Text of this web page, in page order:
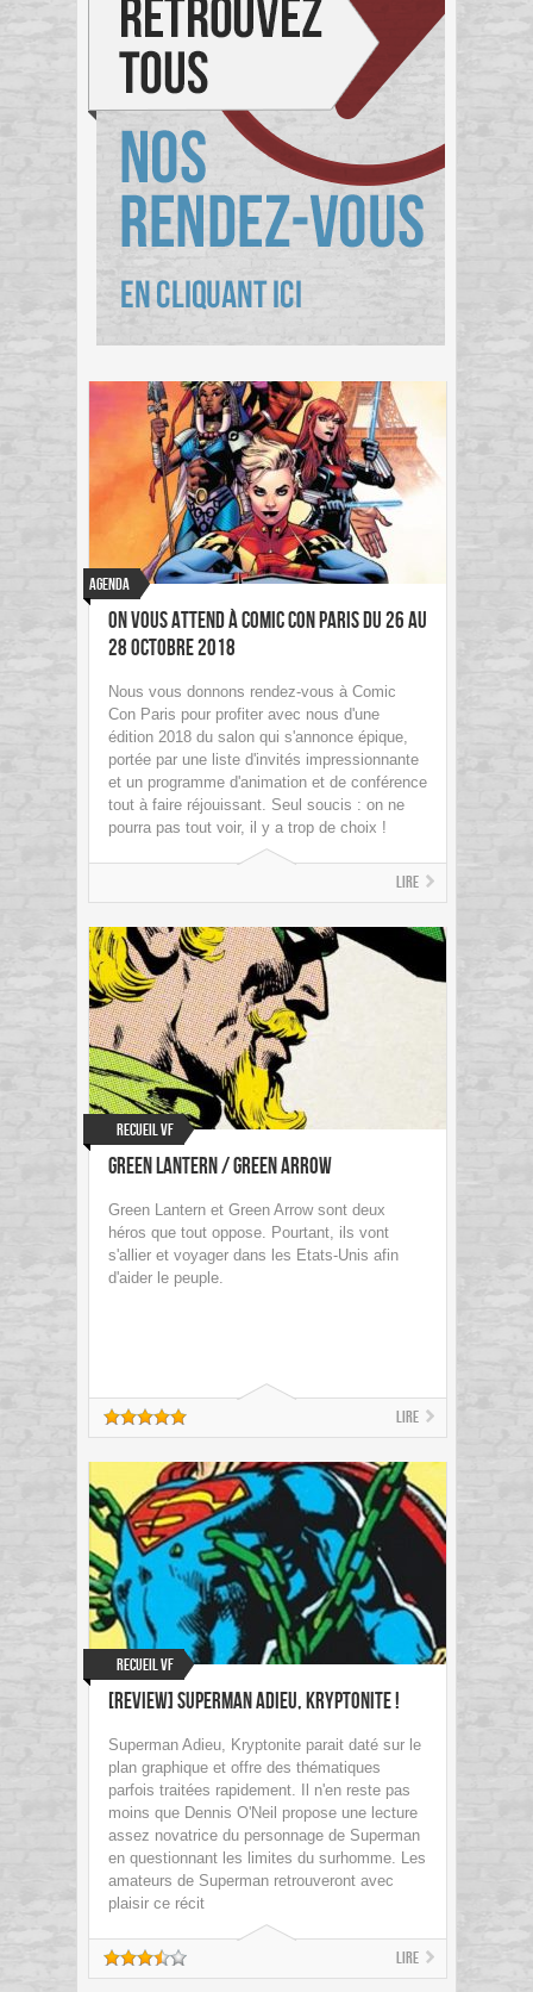
Agenda
On vous attend à Comic Con Paris du 26 au
28 octobre 2018
Nous vous donnons rendez-vous à Comic
Con Paris pour profiter avec nous d'une
édition 2018 du salon qui s'annonce épique,
portée par une liste d'invités impressionnante
et un programme d'animation et de conférence
tout à faire réjouissant. Seul soucis : on ne
pourra pas tout voir, il y a trop de choix !
Lire
Recueil VF
Green Lantern / Green Arrow
Green Lantern et Green Arrow sont deux
héros que tout oppose. Pourtant, ils vont
s'allier et voyager dans les Etats-Unis afin
d'aider le peuple.
Lire
Recueil VF
[Review] Superman Adieu, Kryptonite !
Superman Adieu, Kryptonite parait daté sur le
plan graphique et offre des thématiques
parfois traitées rapidement. Il n'en reste pas
moins que Dennis O'Neil propose une lecture
assez novatrice du personnage de Superman
en questionnant les limites du surhomme. Les
amateurs de Superman retrouveront avec
plaisir ce récit
Lire